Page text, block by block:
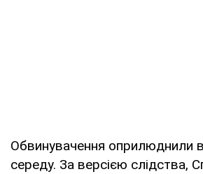
Обвинувачення оприлюднили
середу. За версією слідства,